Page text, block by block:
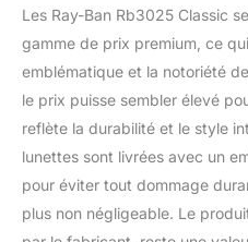
Les Ray-Ban Rb3025 Classic
gamme de prix premium, ce
emblématique et la notoriété
le prix puisse sembler élevé
reflète la durabilité et le style
lunettes sont livrées avec un
pour éviter tout dommage
plus non négligeable. Le